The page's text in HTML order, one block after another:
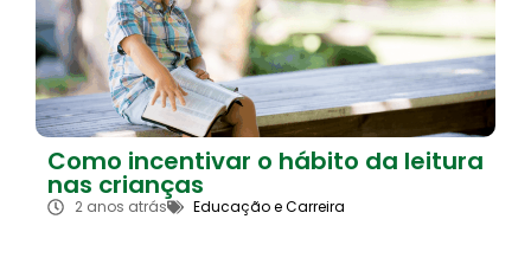
Como incentivar o hábito da leitura
nas crianças
2 anos atrás Educação e Carreira